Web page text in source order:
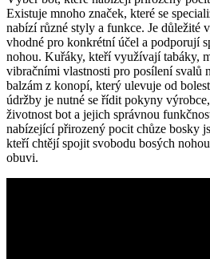
Existuje mnoho značek, které se
nabízí různé styly ‍a funkce. Je ‌důležité
⁣vhodné pro konkrétní ⁤účel a podporují
nohou. Kuřáky, kteří využívají tabáky,
vibračními vlastnosti pro ⁢posílení⁤ svalů
‌balzám z konopí, který ulevuje od
údržby⁢ je ⁤nutné se řídit pokyny‍
životnost bot a ‍jejich správnou
nabízející ⁤přirozený ⁤pocit chůze bosky
kteří chtějí spojit svobodu⁣ bosých
obuvi.